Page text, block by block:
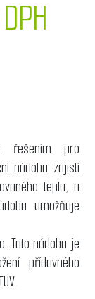
řešením pro
nádoba zajistí
tepla, a
umožňuje
Tato nádoba je
přídavného